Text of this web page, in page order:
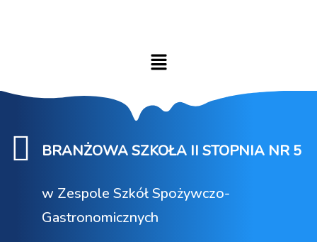
BRANŻOWA SZKOŁA II STOPNIA NR 5
w Zespole Szkół Spożywczo-
Gastronomicznych